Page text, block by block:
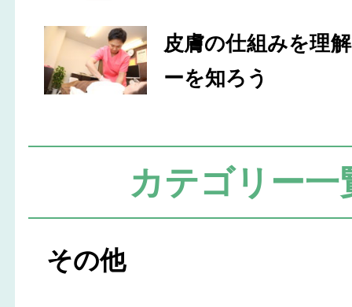
皮膚の仕組みを理
ーを知ろう
カテゴリー一
その他